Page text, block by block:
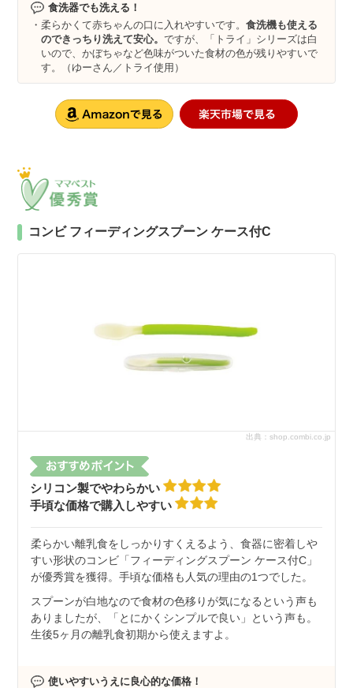
食洗器でも洗える！
柔らかくて赤ちゃんの口に入れやすいです。食洗機も使える
のできっちり洗えて安心。ですが、「トライ」シリーズは白
いので、かぼちゃなど色味がついた食材の色が残りやすいで
す。（ゆーさん／トライ使用）
コンビ フィーディングスプーン ケース付C
出典：shop.combi.co.jp
シリコン製でやわらかい
手頃な価格で購入しやすい
柔らかい離乳食をしっかりすくえるよう、食器に密着しや
すい形状のコンビ「フィーディングスプーン ケース付C」
が優秀賞を獲得。手頃な価格も人気の理由の1つでした。
スプーンが白地なので食材の色移りが気になるという声も
ありましたが、「とにかくシンプルで良い」という声も。
生後5ヶ月の離乳食初期から使えますよ。
使いやすいうえに良心的な価格！